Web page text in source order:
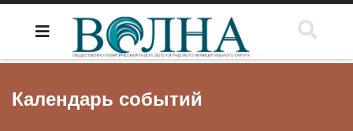
Календарь событий